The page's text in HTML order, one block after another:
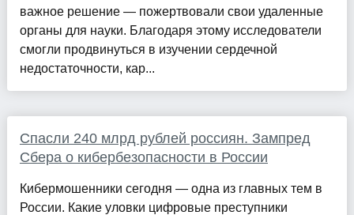
важное решение — пожертвовали свои удаленные
органы для науки. Благодаря этому исследователи
смогли продвинуться в изучении сердечной
недостаточности, кар...
Спасли 240 млрд рублей россиян. Зампред
Сбера о кибербезопасности в России
Кибермошенники сегодня — одна из главных тем в
России. Какие уловки цифровые преступники